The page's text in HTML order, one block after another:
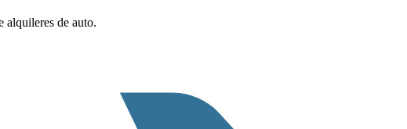
alquileres de auto.